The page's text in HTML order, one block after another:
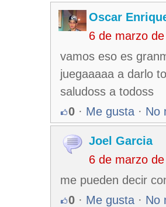
Oscar
6 de marzo
vamos eso es
juegaaaaa a darlo
saludoss a todoss
0 · Me gusta · No
Joel Garcia
6 de marzo
me pueden decir
0 · Me gusta · No